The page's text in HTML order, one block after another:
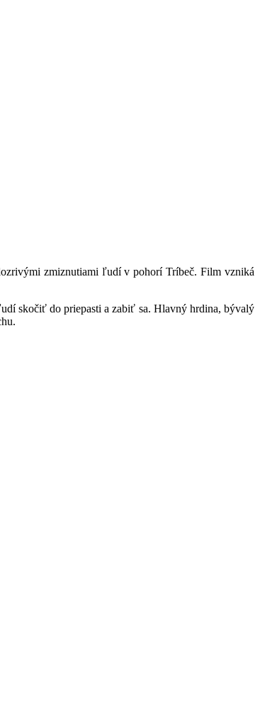
zmiznutiami ľudí v pohorí Tríbeč. Film vzniká
skočiť do priepasti a zabiť sa. Hlavný hrdina, bývalý